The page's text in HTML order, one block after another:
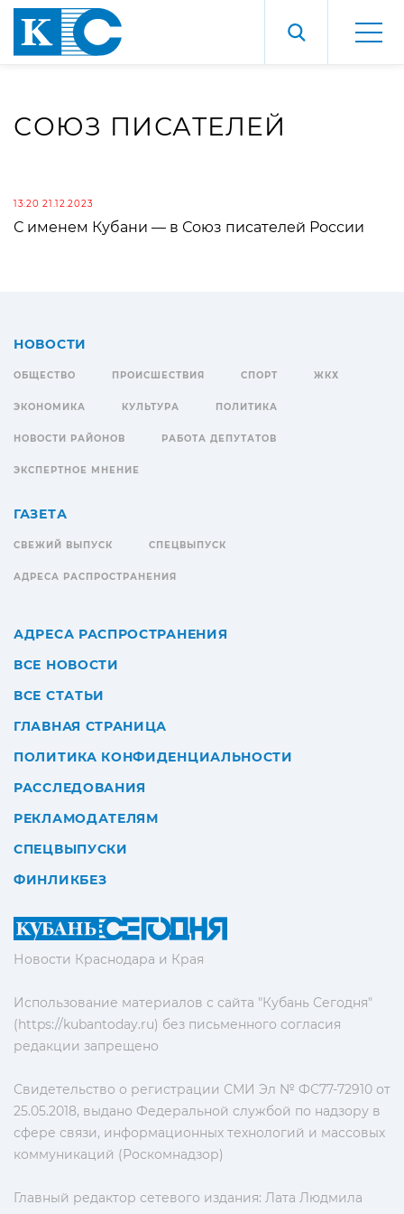
СОЮЗ ПИСАТЕЛЕЙ
13:20 21.12.2023
С именем Кубани — в Союз писателей России
Новости Краснодара и Края
Использование материалов с сайта "Кубань Сегодня"
(https://kubantoday.ru) без письменного согласия
редакции запрещено
Свидетельство о регистрации СМИ Эл № ФС77-72910 от
25.05.2018, выдано Федеральной службой по надзору в
сфере связи, информационных технологий и массовых
коммуникаций (Роскомнадзор)
Главный редактор сетевого издания: Лата Людмила
НОВОСТИ
ОБЩЕСТВО ПРОИСШЕСТВИЯ СПОРТ ЖКХ
ЭКОНОМИКА КУЛЬТУРА ПОЛИТИКА
НОВОСТИ РАЙОНОВ РАБОТА ДЕПУТАТОВ
ЭКСПЕРТНОЕ МНЕНИЕ
ГАЗЕТА
СВЕЖИЙ ВЫПУСК СПЕЦВЫПУСК
АДРЕСА РАСПРОСТРАНЕНИЯ
АДРЕСА РАСПРОСТРАНЕНИЯ
ВСЕ НОВОСТИ
ВСЕ СТАТЬИ
ГЛАВНАЯ СТРАНИЦА
ПОЛИТИКА КОНФИДЕНЦИАЛЬНОСТИ
РАССЛЕДОВАНИЯ
РЕКЛАМОДАТЕЛЯМ
СПЕЦВЫПУСКИ
ФИНЛИКБЕЗ